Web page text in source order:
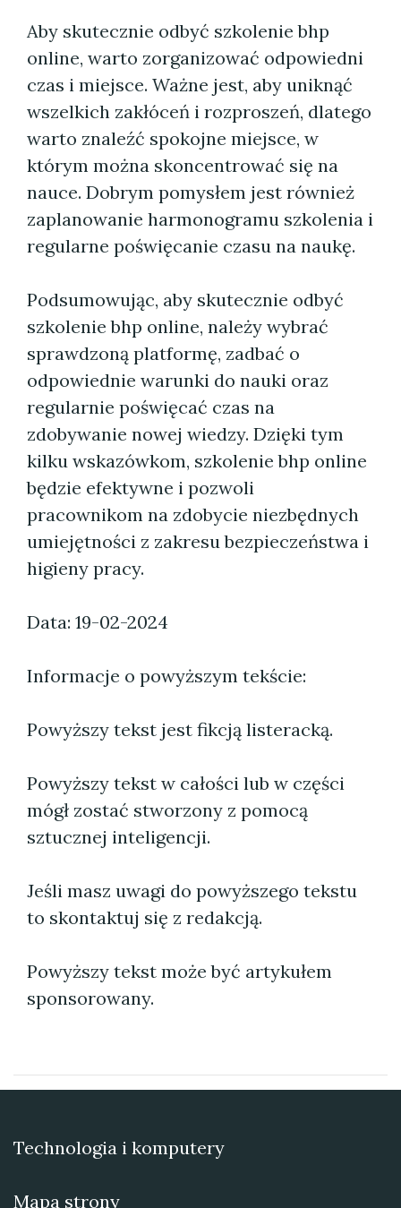
Aby skutecznie odbyć szkolenie bhp
online, warto zorganizować odpowiedni
czas i miejsce. Ważne jest, aby uniknąć
wszelkich zakłóceń i rozproszeń, dlatego
warto znaleźć spokojne miejsce, w
którym można skoncentrować się na
nauce. Dobrym pomysłem jest również
zaplanowanie harmonogramu szkolenia i
regularne poświęcanie czasu na naukę.
Podsumowując, aby skutecznie odbyć
szkolenie bhp online, należy wybrać
sprawdzoną platformę, zadbać o
odpowiednie warunki do nauki oraz
regularnie poświęcać czas na
zdobywanie nowej wiedzy. Dzięki tym
kilku wskazówkom, szkolenie bhp online
będzie efektywne i pozwoli
pracownikom na zdobycie niezbędnych
umiejętności z zakresu bezpieczeństwa i
higieny pracy.
Data: 19-02-2024
Informacje o powyższym tekście:
Powyższy tekst jest fikcją listeracką.
Powyższy tekst w całości lub w części
mógł zostać stworzony z pomocą
sztucznej inteligencji.
Jeśli masz uwagi do powyższego tekstu
to skontaktuj się z redakcją.
Powyższy tekst może być artykułem
sponsorowany.
Technologia i komputery
Mapa strony